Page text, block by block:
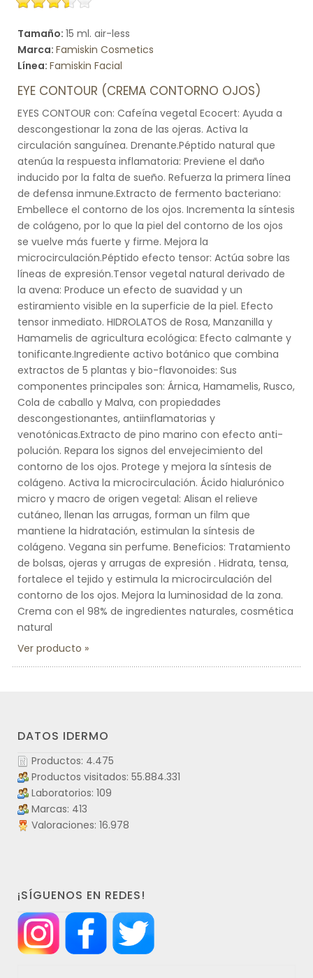
Tamaño: 15 ml. air-less
Marca: Famiskin Cosmetics
Línea: Famiskin Facial
EYE CONTOUR (CREMA CONTORNO OJOS)
EYES CONTOUR con: Cafeína vegetal Ecocert: Ayuda a
descongestionar la zona de las ojeras. Activa la
circulación sanguínea. Drenante.Péptido natural que
atenúa la respuesta inflamatoria: Previene el daño
inducido por la falta de sueño. Refuerza la primera línea
de defensa inmune.Extracto de fermento bacteriano:
Embellece el contorno de los ojos. Incrementa la síntesis
de colágeno, por lo que la piel del contorno de los ojos
se vuelve más fuerte y firme. Mejora la
microcirculación.Péptido efecto tensor: Actúa sobre las
líneas de expresión.Tensor vegetal natural derivado de
la avena: Produce un efecto de suavidad y un
estiramiento visible en la superficie de la piel. Efecto
tensor inmediato. HIDROLATOS de Rosa, Manzanilla y
Hamamelis de agricultura ecológica: Efecto calmante y
tonificante.Ingrediente activo botánico que combina
extractos de 5 plantas y bio-flavonoides: Sus
componentes principales son: Árnica, Hamamelis, Rusco,
Cola de caballo y Malva, con propiedades
descongestionantes, antiinflamatorias y
venotónicas.Extracto de pino marino con efecto anti-
polución. Repara los signos del envejecimiento del
contorno de los ojos. Protege y mejora la síntesis de
colágeno. Activa la microcirculación. Ácido hialurónico
micro y macro de origen vegetal: Alisan el relieve
cutáneo, llenan las arrugas, forman un film que
mantiene la hidratación, estimulan la síntesis de
colágeno. Vegana sin perfume. Beneficios: Tratamiento
de bolsas, ojeras y arrugas de expresión . Hidrata, tensa,
fortalece el tejido y estimula la microcirculación del
contorno de los ojos. Mejora la luminosidad de la zona.
Crema con el 98% de ingredientes naturales, cosmética
natural
Ver producto
DATOS IDERMO
Productos: 4.475
Productos visitados: 55.884.331
Laboratorios: 109
Marcas: 413
Valoraciones: 16.978
¡SÍGUENOS EN REDES!